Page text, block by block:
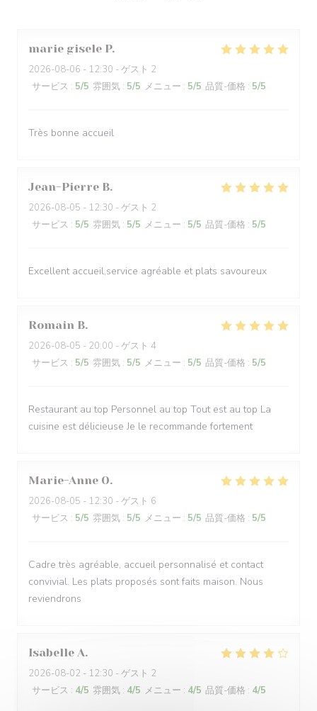
marie gisele P
2026-08-06 - 12:30 - ゲスト 2
サービス : 5/5 雰囲気 : 5/5 メニュー : 5/5 品質-価格 : 5/5
Très bonne accueil
Jean-Pierre B
2026-08-05 - 12:30 - ゲスト 2
サービス : 5/5 雰囲気 : 5/5 メニュー : 5/5 品質-価格 : 5/5
Excellent accueil,service agréable et plats savoureux
Romain B
2026-08-05 - 20:00 - ゲスト 4
サービス : 5/5 雰囲気 : 5/5 メニュー : 5/5 品質-価格 : 5/5
Restaurant au top Personnel au top Tout est au top La
cuisine est délicieuse Je le recommande fortement
Marie-Anne O
2026-08-05 - 12:30 - ゲスト 6
サービス : 5/5 雰囲気 : 5/5 メニュー : 5/5 品質-価格 : 5/5
Cadre très agréable, accueil personnalisé et contact
convivial. Les plats proposés sont faits maison. Nous
reviendrons
Isabelle A
2026-08-02 - 12:30 - ゲスト 2
サービス : 4/5 雰囲気 : 4/5 メニュー : 4/5 品質-価格 : 4/5